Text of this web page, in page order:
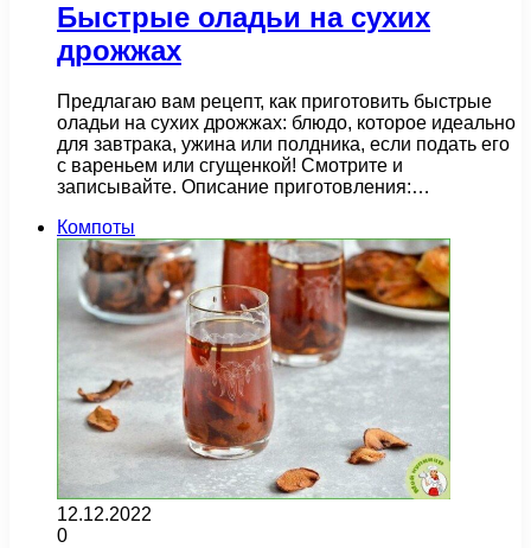
Быстрые оладьи на сухих
дрожжах
Предлагаю вам рецепт, как приготовить быстрые
оладьи на сухих дрожжах: блюдо, которое идеально
для завтрака, ужина или полдника, если подать его
с вареньем или сгущенкой! Смотрите и
записывайте. Описание приготовления:…
Компоты
12.12.2022
0